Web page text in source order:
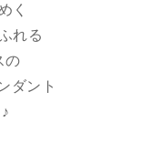
く
れる
の
ダント